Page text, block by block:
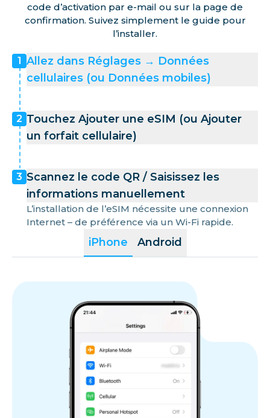
code d’activation par e-mail ou sur la page de
confirmation. Suivez simplement le guide pour
l’installer.
iPhone Android
1 Allez dans Réglages → Données
cellulaires (ou Données mobiles)
2 Touchez Ajouter une eSIM (ou Ajouter
un forfait cellulaire)
3 Scannez le code QR / Saisissez les
informations manuellement
L’installation de l’eSIM nécessite une connexion
Internet – de préférence via un Wi-Fi rapide.